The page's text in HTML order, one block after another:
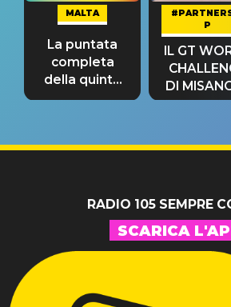
MALTA
La puntata
completa
della quinta
tappa
P
IL GT
DI
RADIO 105 SEMPRE
SCARICA